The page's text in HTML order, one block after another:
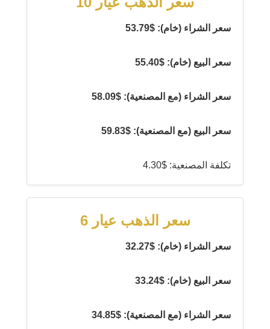
سعر الشراء (خام): $53.79
سعر البيع (خام): $55.40
سعر الشراء (مع المصنعية): $58.09
سعر البيع (مع المصنعية): $59.83
تكلفة المصنعية: $4.30
سعر الذهب عيار 6
سعر الشراء (خام): $32.27
سعر البيع (خام): $33.24
سعر الشراء (مع المصنعية): $34.85